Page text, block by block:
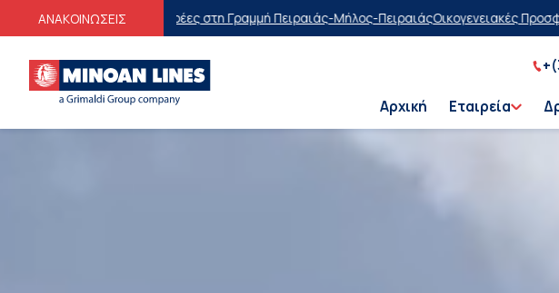
ΑΝΑΚΟΙΝΩΣΕΙΣ
Γραμμή Πειραιάς-Μήλος-ΠειραιάςΟικογενειακές ΠροσφορέςΕκπτώσεις στα ημερήσια
Αρχική Εταιρεία